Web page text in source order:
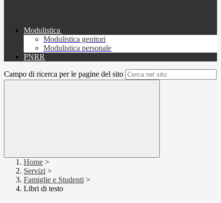
Modulistica
Modulistica genitori
Modulistica personale
PNRR
Campo di ricerca per le pagine del sito
Home >
Servizi >
Famiglie e Studenti >
Libri di testo